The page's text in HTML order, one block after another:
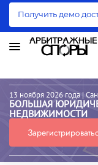
Получить демо
13 ноября 2026 года |
БОЛЬШАЯ
НЕДВИЖИМОСТИ